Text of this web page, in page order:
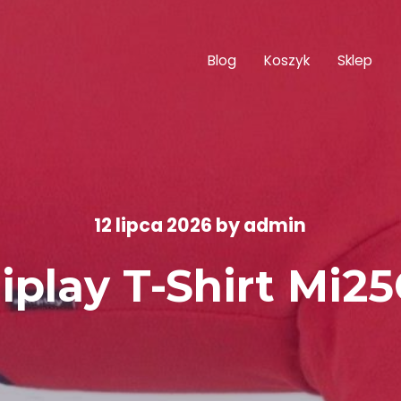
Blog Koszyk Sklep
12 lipca 2026 byadmin
T-Shirt